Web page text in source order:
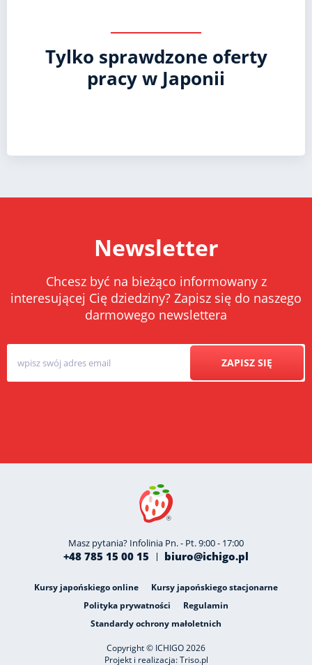
Tylko sprawdzone oferty
pracy w Japonii
Newsletter
Chcesz być na bieżąco informowany z
interesującej Cię dziedziny? Zapisz się do naszego
darmowego newslettera
ZAPISZ SIĘ
Masz pytania? Infolinia Pn. - Pt. 9:00 - 17:00
+48 785 15 00 15 biuro@ichigo.pl
Kursy japońskiego online
Kursy japońskiego stacjonarne
Polityka prywatności
Regulamin
Standardy ochrony małoletnich
Copyright © ICHIGO 2026
Projekt i realizacja:Triso.pl